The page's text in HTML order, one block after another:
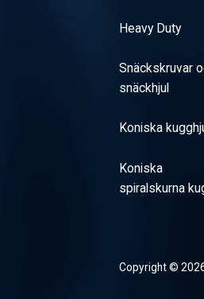
Heavy Duty
Snäckskruvar
snäckhjul
Koniska
Koniska
spiralskurna
Copyright ©